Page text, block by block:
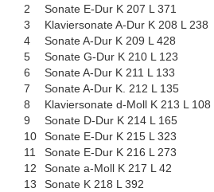
2
Sonate E-Dur K 207 L 371
3
Klaviersonate A-Dur K 208 L 238
4
Sonate A-Dur K 209 L 428
5
Sonate G-Dur K 210 L 123
6
Sonate A-Dur K 211 L 133
7
Sonate A-Dur K. 212 L 135
8
Klaviersonate d-Moll K 213 L 108
9
Sonate D-Dur K 214 L 165
10
Sonate E-Dur K 215 L 323
11
Sonate E-Dur K 216 L 273
12
Sonate a-Moll K 217 L 42
13
Sonate K 218 L 392